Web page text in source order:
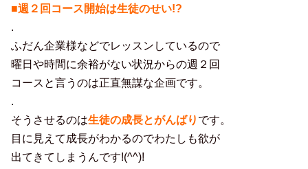
■週２回コース開始は生徒のせい!?
.
ふだん企業様などでレッスンしているので
曜日や時間に余裕がない状況からの週２回
コースと言うのは正直無謀な企画です。
.
そうさせるのは生徒の成長とがんばり です。
目に見えて成長がわかるのでわたしも欲が
出てきてしまうんです!(^^)!